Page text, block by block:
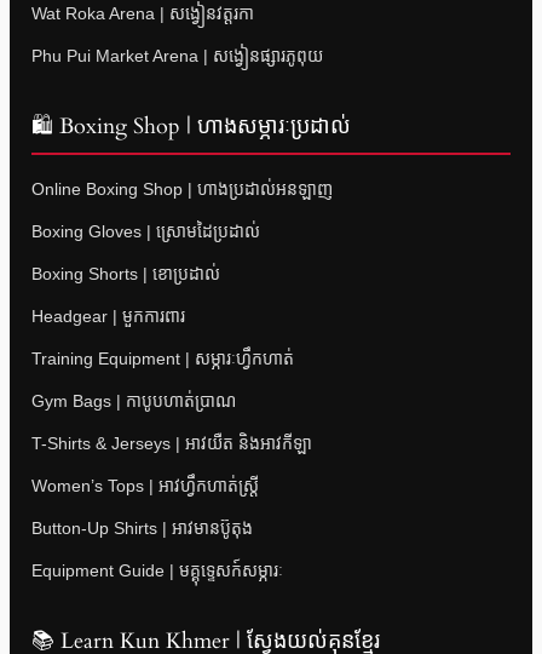
Wat Roka Arena | សង្វៀនវត្តរកា
Phu Pui Market Arena | សង្វៀនផ្សារភូពុយ
🛍 Boxing Shop | ហាងសម្ភារៈប្រដាល់
Online Boxing Shop | ហាងប្រដាល់អនឡាញ
Boxing Gloves | ស្រោមដៃប្រដាល់
Boxing Shorts | ខោប្រដាល់
Headgear | មួកការពារ
Training Equipment | សម្ភារៈហ្វឹកហាត់
Gym Bags | កាបូបហាត់ប្រាណ
T-Shirts & Jerseys | អាវយឺត និងអាវកីឡា
Women’s Tops | អាវហ្វឹកហាត់ស្ត្រី
Button-Up Shirts | អាវមានប៊ូតុង
Equipment Guide | មគ្គុទ្ទេសក៍សម្ភារៈ
📚 Learn Kun Khmer | ស្វែងយល់គុនខ្មែរ